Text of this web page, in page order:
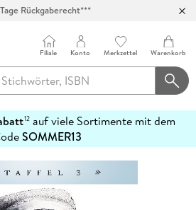
Rückgaberecht***
Filiale Konto Merkzettel Warenkorb
12auf viele Sortimente mit dem
SOMMER13